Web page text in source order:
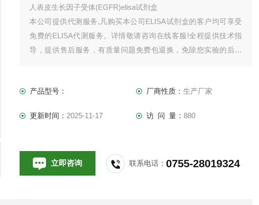
人表皮生长因子受体(EGFR)elisa试剂盒
本公司提供代测服务,凡购买本公司ELISA试剂盒的客户均可享受
免费的ELISA代测服务。详情敬请咨询在线客服!全程提供技术指
导，提供售后服务，有质量问题免费包退换，免除您实验的后顾
产品型号： 厂商性质： 生产厂家
更新时间： 2025-11-17 访 问 量： 880
立即咨询 联系电话：0755-28019324